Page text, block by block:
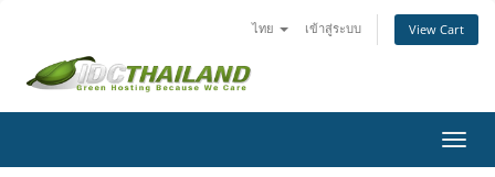
ไทย เข้าสู่ระบบ View Cart